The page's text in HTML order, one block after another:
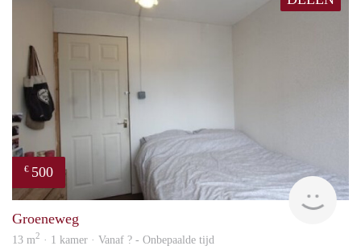
€ 500
rent
Groeneweg
13 m2 · 1 kamer · Vanaf ? - Onbepaalde tijd